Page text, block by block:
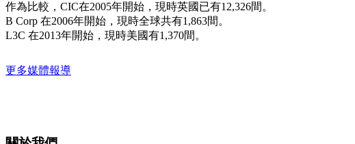
作為比較，CIC在2005年開始，現時英國已有12,326間。
B Corp 在2006年開始，現時全球共有1,863間。
L3C 在2013年開始，現時美國有1,370間。
更多媒體報導